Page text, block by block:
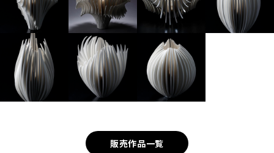
西洋建築と異なり、日本の伝統建築では、内と外との「境界」が曖昧だ。
土間、縁側、開け放たれた紙の障子。そこを流れ通う風と光。
その曖昧な「境界」の中から、新しいものが生まれてくると彼は言う。
奈良祐希が体現する建築と陶芸の融合には、すでに国外からも熱い視線が注
がれている。
販売作品一覧